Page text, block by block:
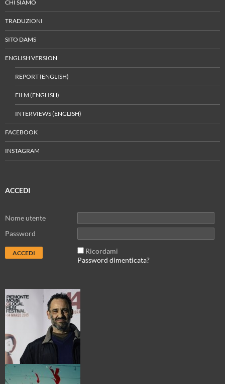
CHI SIAMO
TRADUZIONI
SITO DAMS
ENGLISH VERSION
REPORT (ENGLISH)
FILM (ENGLISH)
INTERVIEWS (ENGLISH)
FACEBOOK
INSTAGRAM
ACCEDI
Nome utente
Password
Ricordami
Password dimenticata?